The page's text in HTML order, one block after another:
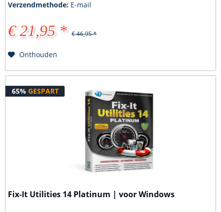
Verzendmethode: E-mail
€ 21,95 * € 46,95 *
Onthouden
65% GESPART
Fix-It Utilities 14 Platinum | voor Windows